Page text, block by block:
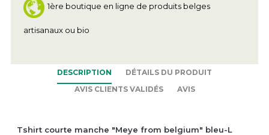
1ère boutique en ligne de produits belges
artisanaux ou bio
DESCRIPTION
DÉTAILS DU PRODUIT
AVIS CLIENTS VALIDÉS
AVIS
Tshirt courte manche "Meye from belgium" bleu-L